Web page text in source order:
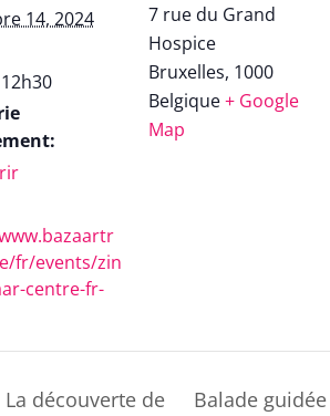
14, 2024
fr/events/zin
centre-fr-
7 rue du Grand
Hospice
Bruxelles, 1000
Belgique+ Google
Map
La découverte de
Balade